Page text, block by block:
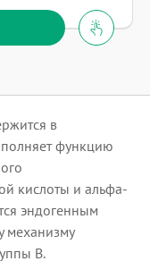
в
функцию
кислоты и альфа-
эндогенным
механизму
В.